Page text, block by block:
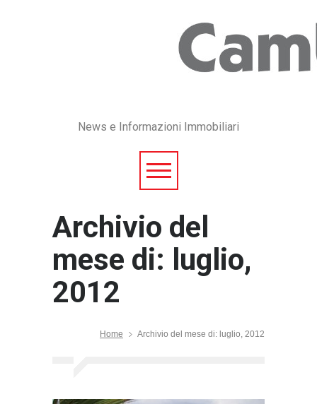
News e Informazioni Immobiliari
Archivio del
mese di: luglio,
2012
Home Archivio del mese di: luglio, 2012